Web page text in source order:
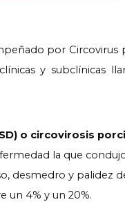
por Circovirus
y subclínicas
o circovirosis
la que
desmedro y palidez
un 4% y un 20%.